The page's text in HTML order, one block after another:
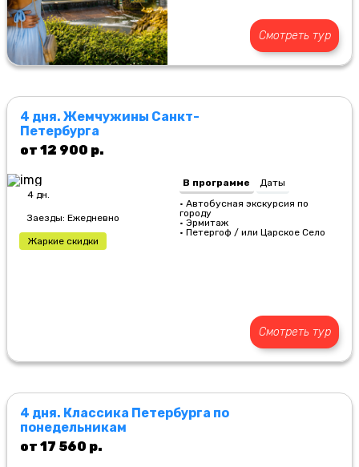
Смотреть тур
4 дня. Жемчужины Санкт-
Петербурга
от 12 900 р.
4 дн.
Заезды: Ежедневно
Жаркие скидки
В программе
Даты
• Автобусная экскурсия по
городу
• Эрмитаж
• Петергоф / или Царское Село
Смотреть тур
4 дня. Классика Петербурга по
понедельникам
от 17 560 р.